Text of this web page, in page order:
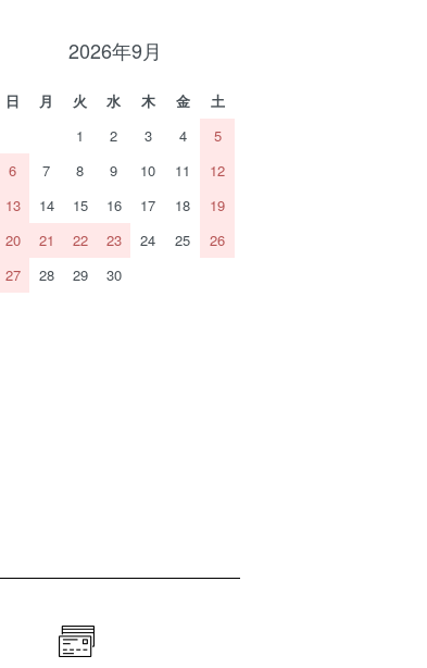
2026年9月
日 月 火 水 木 金
土
1
2 3 4
5
6
7 8 9 10 11
12
13
14 15 16 17 18
19
20
21 22 23 24 25
26
27
28 29 30